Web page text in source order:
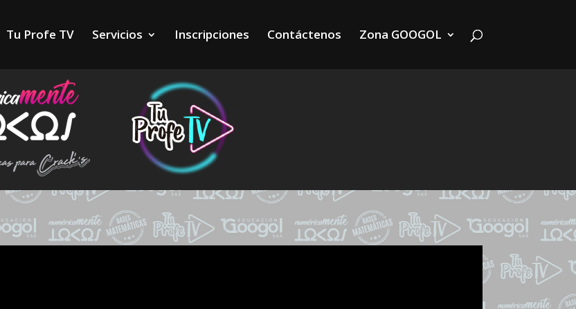
Tu Profe TV Servicios Inscripciones Contáctenos Zona GOOGOL